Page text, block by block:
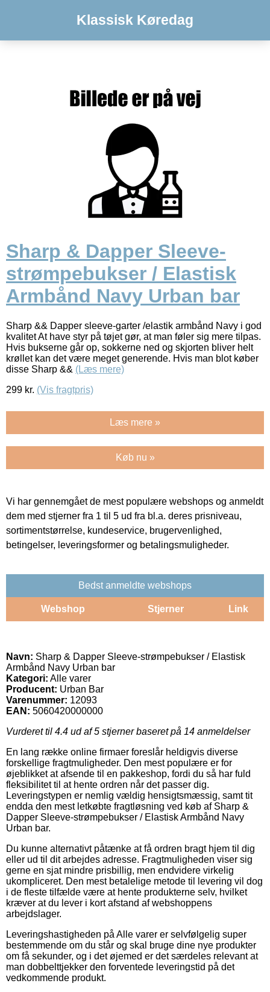
Klassisk Køredag
Sharp & Dapper Sleeve-
strømpebukser / Elastisk
Armbånd Navy Urban bar
Sharp && Dapper sleeve-garter /elastik armbånd Navy i god
kvalitet At have styr på tøjet gør, at man føler sig mere tilpas.
Hvis bukserne går op, sokkerne ned og skjorten bliver helt
krøllet kan det være meget generende. Hvis man blot køber
disse Sharp && (Læs mere)
299 kr. (Vis fragtpris)
Læs mere »
Køb nu »
Vi har gennemgået de mest populære webshops og anmeldt
dem med stjerner fra 1 til 5 ud fra bl.a. deres prisniveau,
sortimentstørrelse, kundeservice, brugervenlighed,
betingelser, leveringsformer og betalingsmuligheder.
Bedst anmeldte webshops
Webshop Stjerner Link
Navn: Sharp & Dapper Sleeve-strømpebukser / Elastisk
Armbånd Navy Urban bar
Kategori: Alle varer
Producent: Urban Bar
Varenummer: 12093
EAN: 5060420000000
Vurderet til 4.4 ud af 5 stjerner baseret på 14 anmeldelser
En lang række online firmaer foreslår heldigvis diverse
forskellige fragtmuligheder. Den mest populære er for
øjeblikket at afsende til en pakkeshop, fordi du så har fuld
fleksibilitet til at hente ordren når det passer dig.
Leveringstypen er nemlig vældig hensigtsmæssig, samt tit
endda den mest letkøbte fragtløsning ved køb af Sharp &
Dapper Sleeve-strømpebukser / Elastisk Armbånd Navy
Urban bar.
Du kunne alternativt påtænke at få ordren bragt hjem til dig
eller ud til dit arbejdes adresse. Fragtmuligheden viser sig
gerne en sjat mindre prisbillig, men endvidere virkelig
ukompliceret. Den mest betalelige metode til levering vil dog
i de fleste tilfælde være at hente produkterne selv, hvilket
kræver at du lever i kort afstand af webshoppens
arbejdslager.
Leveringshastigheden på Alle varer er selvfølgelig super
bestemmende om du står og skal bruge dine nye produkter
om få sekunder, og i det øjemed er det særdeles relevant at
man dobbelttjekker den forventede leveringstid på det
vedkommende produkt.